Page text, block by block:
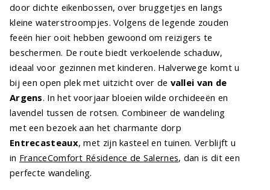
door dichte eikenbossen, over bruggetjes en langs
kleine waterstroompjes. Volgens de legende zouden
feeën hier ooit hebben gewoond om reizigers te
beschermen. De route biedt verkoelende schaduw,
ideaal voor gezinnen met kinderen. Halverwege komt u
bij een open plek met uitzicht over de vallei van de
Argens. In het voorjaar bloeien wilde orchideeën en
lavendel tussen de rotsen. Combineer de wandeling
met een bezoek aan het charmante dorp
Entrecasteaux, met zijn kasteel en tuinen. Verblijft u
in FranceComfort Résidence de Salernes, dan is dit een
perfecte wandeling.